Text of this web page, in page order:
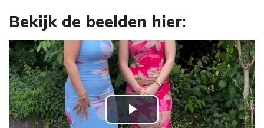
Bekijk de beelden hier:
P